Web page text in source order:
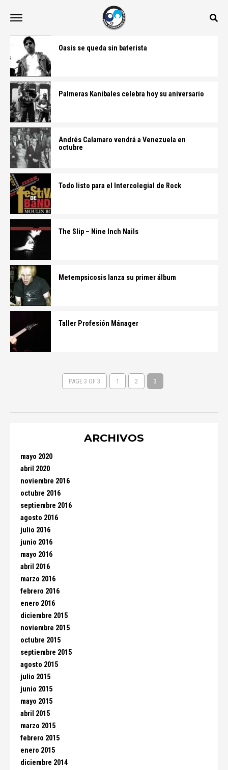
Oasis se queda sin baterista
Palmeras Kanibales celebra hoy su aniversario
Andrés Calamaro vendrá a Venezuela en
octubre
Todo listo para el Intercolegial de Rock
The Slip – Nine Inch Nails
Metempsicosis lanza su primer álbum
Taller Profesión Mánager
PAGE 3 OF 3 1 2 3
ARCHIVOS
mayo 2020
abril 2020
noviembre 2016
octubre 2016
septiembre 2016
agosto 2016
julio 2016
junio 2016
mayo 2016
abril 2016
marzo 2016
febrero 2016
enero 2016
diciembre 2015
noviembre 2015
octubre 2015
septiembre 2015
agosto 2015
julio 2015
junio 2015
mayo 2015
abril 2015
marzo 2015
febrero 2015
enero 2015
diciembre 2014